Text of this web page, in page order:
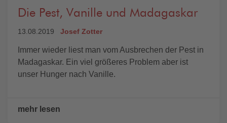
Die Pest, Vanille und Madagaskar
13.08.2019 Josef Zotter
Immer wieder liest man vom Ausbrechen der Pest in
Madagaskar. Ein viel größeres Problem aber ist
unser Hunger nach Vanille.
mehr lesen